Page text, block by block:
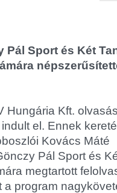
Pál Sport és Két
Hungária Kft.
el. Ennek
Kovács Máté
Pál Sport és
megtartott
a program